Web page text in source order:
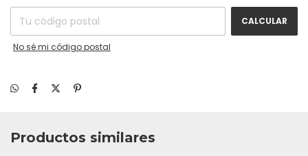
CALCULAR
No sé mi código postal
Productos similares